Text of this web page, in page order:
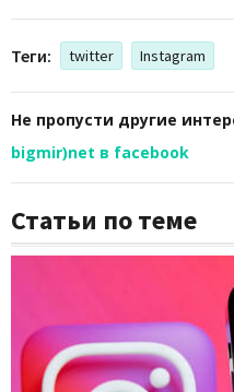
Теги: twitter Instagram
Не пропусти другие
bigmir)net в facebook
Статьи по теме